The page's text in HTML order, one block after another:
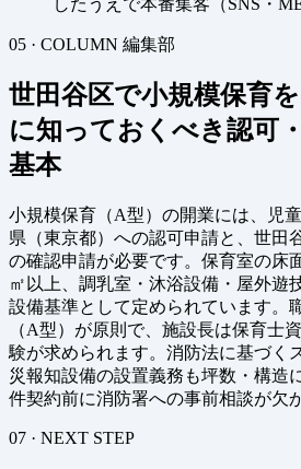
05 · COLUMN 編集部
世田谷区で小規模保育
に知っておくべき認可
基本
小規模保育（A型）の開業には、児
県（東京都）への認可申請と、世田
の確認申請が必要です。保育室の床
㎡以上、調乳室・沐浴設備・屋外遊
設備基準として定められています。
（A型）が原則で、施設長は保育士
験が求められます。消防法に基づく
災報知設備の設置義務も坪数・構造
件契約前に消防署への事前相談が欠
07 · NEXT STEP